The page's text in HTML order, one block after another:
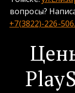
вопросы?
+7(3822)-226-506.